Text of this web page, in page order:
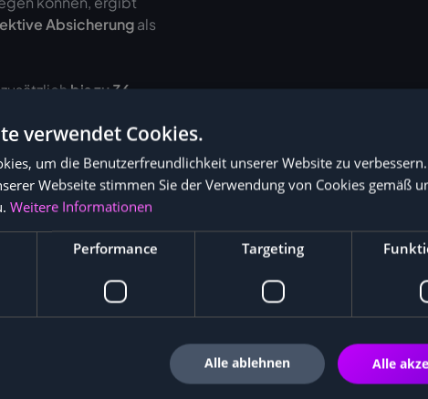
Absicherungals
bis zu 36
verwendet Cookies.
um die Benutzerfreundlichkeit unserer Website zu
Webseite stimmen Sie der Verwendung von Cookies gemäß
Weitere Informationen
Performance Targeting
Alle
Alle ablehnen